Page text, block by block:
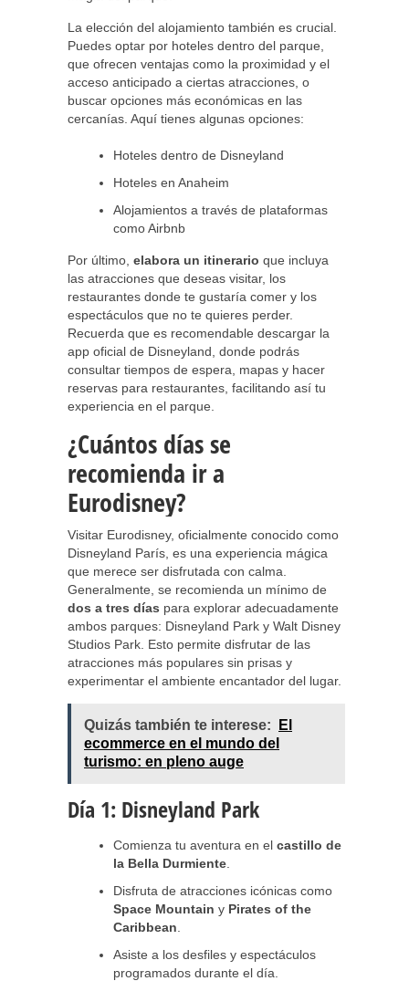
La elección del alojamiento también es crucial.
Puedes optar por hoteles dentro del parque,
que ofrecen ventajas como la proximidad y el
acceso anticipado a ciertas atracciones, o
buscar opciones más económicas en las
cercanías. Aquí tienes algunas opciones:
Hoteles dentro de Disneyland
Hoteles en Anaheim
Alojamientos a través de plataformas
como Airbnb
Por último, elabora un itinerario que incluya
las atracciones que deseas visitar, los
restaurantes donde te gustaría comer y los
espectáculos que no te quieres perder.
Recuerda que es recomendable descargar la
app oficial de Disneyland, donde podrás
consultar tiempos de espera, mapas y hacer
reservas para restaurantes, facilitando así tu
experiencia en el parque.
¿Cuántos días se
recomienda ir a
Eurodisney?
Visitar Eurodisney, oficialmente conocido como
Disneyland París, es una experiencia mágica
que merece ser disfrutada con calma.
Generalmente, se recomienda un mínimo de
dos a tres días para explorar adecuadamente
ambos parques: Disneyland Park y Walt Disney
Studios Park. Esto permite disfrutar de las
atracciones más populares sin prisas y
experimentar el ambiente encantador del lugar.
Quizás también te interese:
El
ecommerce en el mundo del
turismo: en pleno auge
Día 1: Disneyland Park
Comienza tu aventura en el castillo de
la Bella Durmiente
Disfruta de atracciones icónicas como
Space Mountain y Pirates of the
Caribbean
Asiste a los desfiles y espectáculos
programados durante el día.